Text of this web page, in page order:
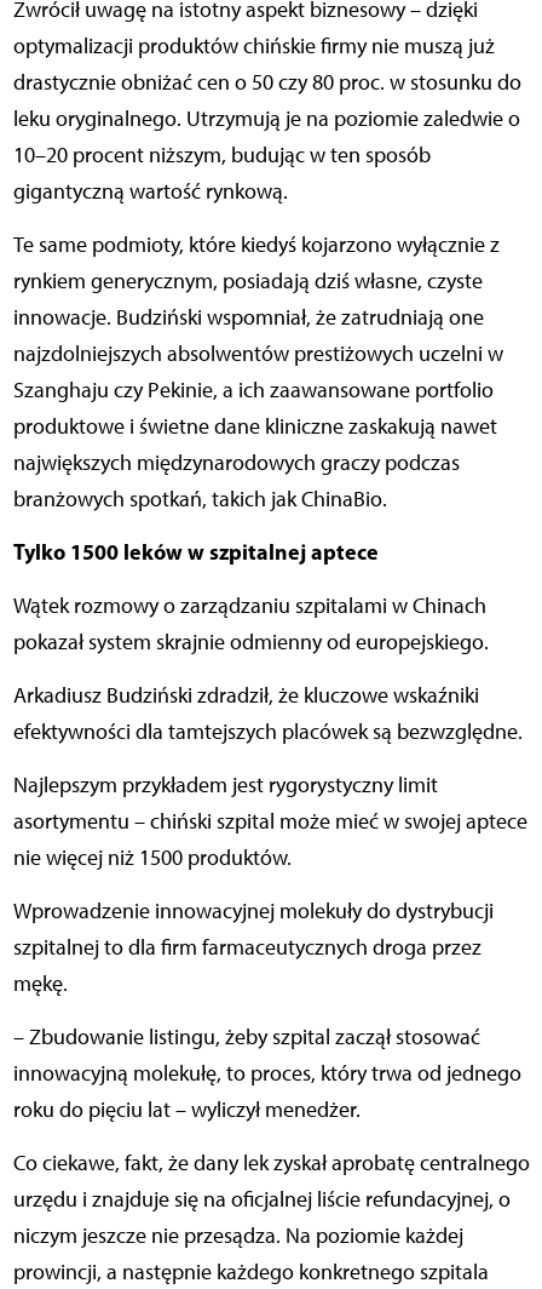
Zwrócił uwagę na istotny aspekt biznesowy – dzięki
optymalizacji produktów chińskie firmy nie muszą już
drastycznie obniżać cen o 50 czy 80 proc. w stosunku do
leku oryginalnego. Utrzymują je na poziomie zaledwie o
10–20 procent niższym, budując w ten sposób
gigantyczną wartość rynkową.
Te same podmioty, które kiedyś kojarzono wyłącznie z
rynkiem generycznym, posiadają dziś własne, czyste
innowacje. Budziński wspomniał, że zatrudniają one
najzdolniejszych absolwentów prestiżowych uczelni w
Szanghaju czy Pekinie, a ich zaawansowane portfolio
produktowe i świetne dane kliniczne zaskakują nawet
największych międzynarodowych graczy podczas
branżowych spotkań, takich jak ChinaBio.
Tylko 1500 leków w szpitalnej aptece
Wątek rozmowy o zarządzaniu szpitalami w Chinach
pokazał system skrajnie odmienny od europejskiego.
Arkadiusz Budziński zdradził, że kluczowe wskaźniki
efektywności dla tamtejszych placówek są bezwzględne.
Najlepszym przykładem jest rygorystyczny limit
asortymentu – chiński szpital może mieć w swojej aptece
nie więcej niż 1500 produktów.
Wprowadzenie innowacyjnej molekuły do dystrybucji
szpitalnej to dla firm farmaceutycznych droga przez
mękę.
– Zbudowanie listingu, żeby szpital zaczął stosować
innowacyjną molekułę, to proces, który trwa od jednego
roku do pięciu lat – wyliczył menedżer.
Co ciekawe, fakt, że dany lek zyskał aprobatę centralnego
urzędu i znajduje się na oficjalnej liście refundacyjnej, o
niczym jeszcze nie przesądza. Na poziomie każdej
prowincji, a następnie każdego konkretnego szpitala